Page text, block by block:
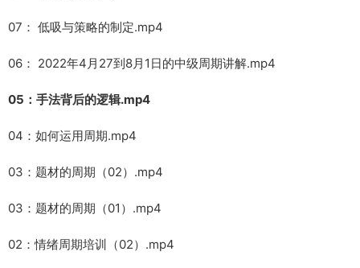
07： 低吸与策略的制定.mp4
06： 2022年4月27到8月1日的中级周期讲解.mp4
05：手法背后的逻辑.mp4
04：如何运用周期.mp4
03：题材的周期（02）.mp4
03：题材的周期（01）.mp4
02：情绪周期培训（02）.mp4